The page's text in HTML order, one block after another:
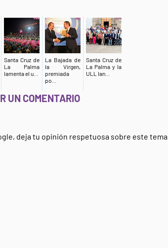
Santa Cruz de
La Palma
lamenta el u...
La Bajada de
la Virgen,
premiada
po...
Santa Cruz de
La Palma y la
ULL lan...
UN COMENTARIO
deja tu opinión respetuosa sobre este tema.